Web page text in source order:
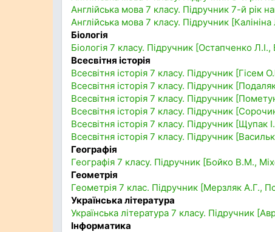
Англійська мова 7 класу. Підручник 7-й рік
Англійська мова 7 класу. Підручник
Біологія
Біологія 7 класу. Підручник [Остапченко
Всесвітня історія
Всесвітня історія 7 класу. Підручник
Всесвітня історія 7 класу. Підручник
Всесвітня історія 7 класу. Підручник
Всесвітня історія 7 класу. Підручник
Всесвітня історія 7 класу. Підручник [Щупак
Всесвітня історія 7 класу. Підручник
Географія
Географія 7 класу. Підручник [Бойко В.М.,
Геометрія
Геометрія 7 клас. Підручник [Мерзляк А.Г.,
Українська література
Українська література 7 класу. Підручник
Інформатика